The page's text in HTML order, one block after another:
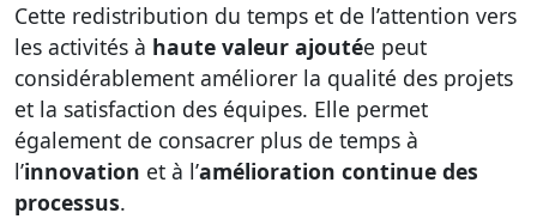
Cette redistribution du temps et de l’attention vers
les activités à haute valeur ajoutée peut
considérablement améliorer la qualité des projets
et la satisfaction des équipes. Elle permet
également de consacrer plus de temps à
l’innovation et à l’amélioration continue des
processus.